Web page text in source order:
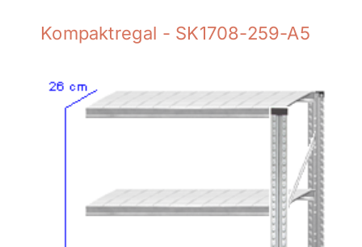
Kompaktregal - SK1708-259-A5